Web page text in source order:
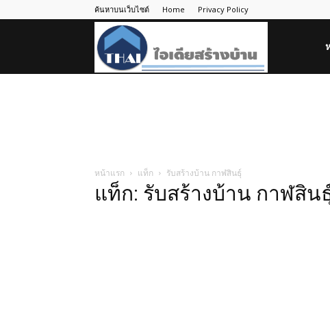
ค้นหาบนเว็บไซต์ Home Privacy Policy
หน้าแรก แท็ก รับสร้างบ้าน กาฬสินธุ์
แท็ก: รับสร้างบ้าน กาฬสิน